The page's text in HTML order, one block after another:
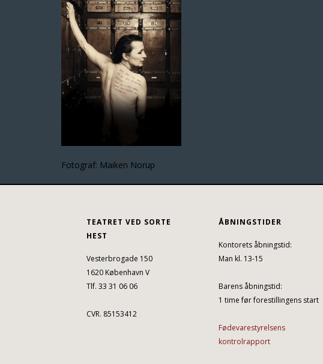
Fotograf: Maiken Norup
TEATRET VED SORTE
HEST
Vesterbrogade 150
1620 København V
Tlf. 33 31 06 06
CVR. 85153412
ÅBNINGSTIDER
Kontorets åbningstid:
Man kl. 13-15
Barens åbningstid:
1 time før forestillingens start
Fødevarestyrelsens
kontrolrapport